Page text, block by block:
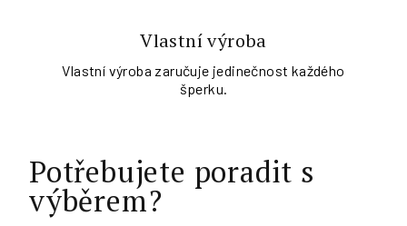
Vlastní výroba
Vlastní výroba zaručuje jedinečnost každého
šperku.
Potřebujete poradit s
výběrem?